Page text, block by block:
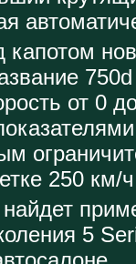
капотом
от 0
250 км/
5